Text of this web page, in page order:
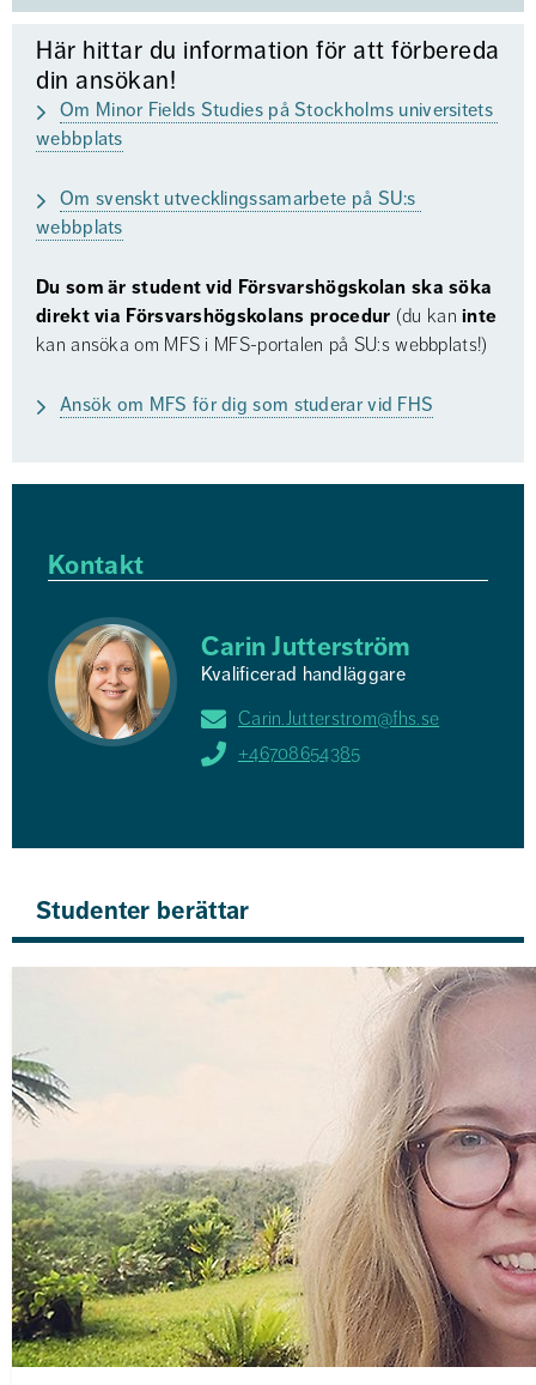
Här hittar du information för att förbereda
din ansökan!
Om Minor Fields Studies på Stockholms universitets
webbplats
Om svenskt utvecklingssamarbete på SU:s
webbplats
Du som är student vid Försvarshögskolan ska söka
direkt via Försvarshögskolans procedur (du kan inte
kan ansöka om MFS i MFS-portalen på SU:s webbplats!)
Ansök om MFS för dig som studerar vid FHS
Kontakt
Carin Jutterström
Kvalificerad handläggare
Carin.Jutterstrom@fhs.se
+46708654385
Studenter berättar